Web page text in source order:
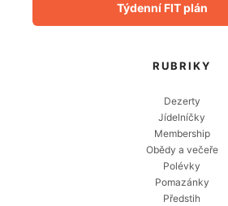
Týdenní FIT plán
RUBRIKY
Dezerty
Jídelníčky
Membership
Obědy a večeře
Polévky
Pomazánky
Předstih